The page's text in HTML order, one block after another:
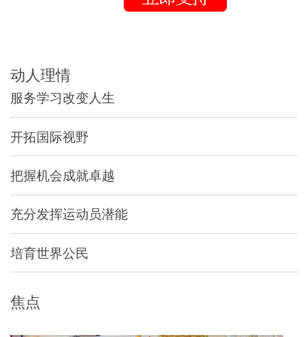
动人理情
服务学习改变人生
开拓国际视野
把握机会成就卓越
充分发挥运动员潜能
培育世界公民
焦点